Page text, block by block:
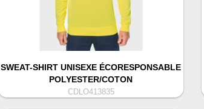
SWEAT-SHIRT UNISEXE ÉCORESPONSABLE
POLYESTER/COTON
CDLO413835